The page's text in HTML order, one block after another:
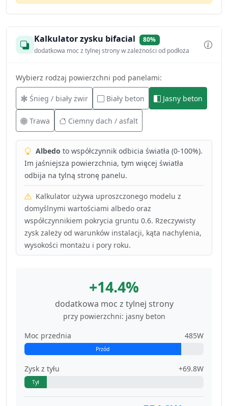
Kalkulator zysku bifacial
80%
dodatkowa moc z tylnej strony w zależności od podłoża
Wybierz rodzaj powierzchni pod panelami:
Śnieg / biały żwir Biały beton Jasny beton
Trawa Ciemny dach / asfalt
Albedo to współczynnik odbicia światła (0-100%).
Im jaśniejsza powierzchnia, tym więcej światła
odbija na tylną stronę panelu.
Kalkulator używa uproszczonego modelu z
domyślnymi wartościami albedo oraz
współczynnikiem pokrycia gruntu 0.6. Rzeczywisty
zysk zależy od warunków instalacji, kąta nachylenia,
wysokości montażu i pory roku.
+14.4%
dodatkowa moc z tylnej strony
przy powierzchni: jasny beton
Moc przednia
485W
Przód
Zysk z tyłu +69.8W
Tył